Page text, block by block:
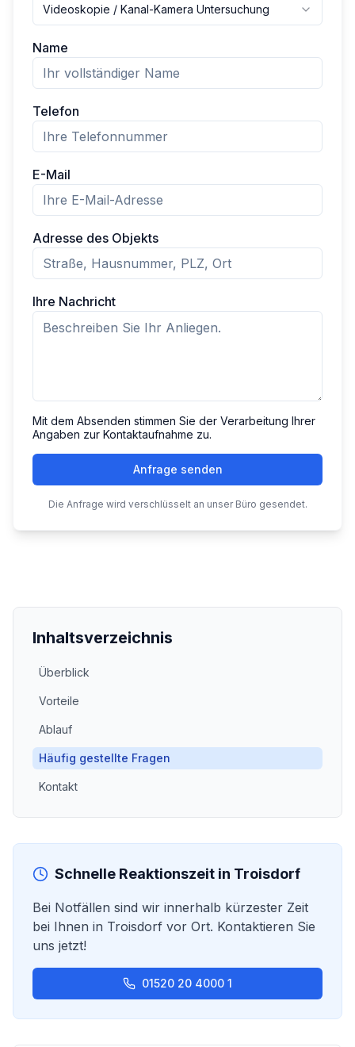
Inhaltsverzeichnis
Überblick
Vorteile
Ablauf
Häufig gestellte Fragen
Kontakt
Schnelle Reaktionszeit in Troisdorf
Bei Notfällen sind wir innerhalb kürzester Zeit
bei Ihnen in Troisdorf vor Ort. Kontaktieren Sie
uns jetzt!
01520 20 4000 1
Videoskopie / Kanal-Kamera Untersuchung
Name
Telefon
E-Mail
Adresse des Objekts
Ihre Nachricht
Mit dem Absenden stimmen Sie der Verarbeitung Ihrer
Angaben zur Kontaktaufnahme zu.
Anfrage senden
Die Anfrage wird verschlüsselt an unser Büro gesendet.